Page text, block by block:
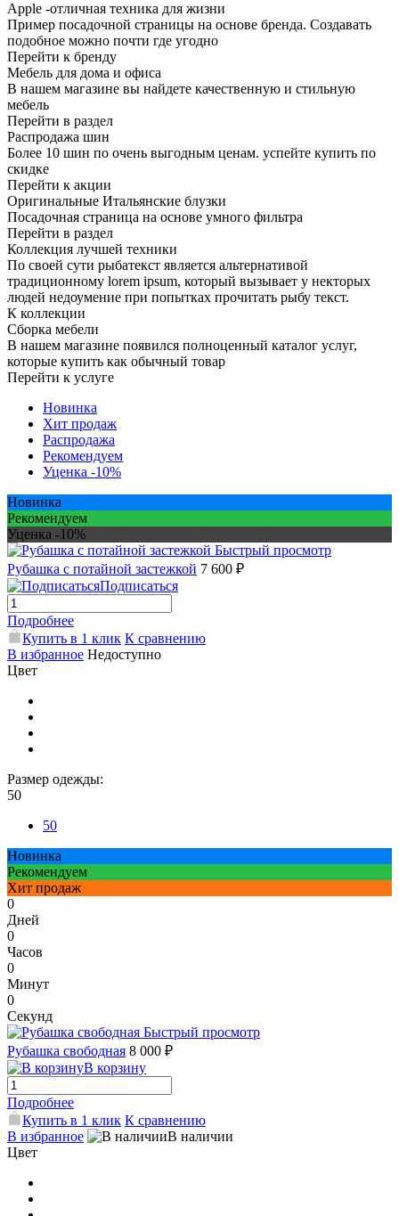
Apple -отличная техника для жизни
Пример посадочной страницы на основе бренда. Создавать
подобное можно почти где угодно
Перейти к бренду
Мебель для дома и офиса
В нашем магазине вы найдете качественную и стильную
мебель
Перейти в раздел
Распродажа шин
Более 10 шин по очень выгодным ценам. успейте купить по
скидке
Перейти к акции
Оригинальные Итальянские блузки
Посадочная страница на основе умного фильтра
Перейти в раздел
Коллекция лучшей техники
По своей сути рыбатекст является альтернативой
традиционному lorem ipsum, который вызывает у некторых
людей недоумение при попытках прочитать рыбу текст.
К коллекции
Сборка мебели
В нашем магазине появился полноценный каталог услуг,
которые купить как обычный товар
Перейти к услуге
Новинка
Хит продаж
Распродажа
Рекомендуем
Уценка -10%
Новинка
Рекомендуем
Уценка -10%
Быстрый просмотр
Рубашка с потайной застежкой 7 600 ₽
Подписаться
Подробнее
Купить в 1 клик К сравнению
В избранное Недоступно
Цвет
Размер одежды:
50
50
Новинка
Рекомендуем
Хит продаж
0
Дней
0
Часов
0
Минут
0
Секунд
Быстрый просмотр
Рубашка свободная 8 000 ₽
В корзину
Подробнее
Купить в 1 клик К сравнению
В избранное
В наличии
Цвет